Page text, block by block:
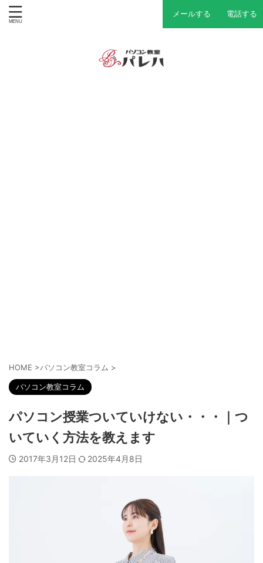
メールする 電話する
HOME >パソコン教室コラム >
パソコン教室コラム
パソコン授業ついていけない・・・｜つ
いていく方法を教えます
2017年3月12日 2025年4月8日